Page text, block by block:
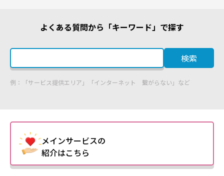
よくある質問から「キーワード」で探す
検索
例：「サービス提供エリア」「インターネット 繋がらない」など
メインサービスの
紹介はこちら